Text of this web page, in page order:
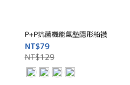
P+P抗菌機能氣墊隱形船襪
NT$79
NT$129